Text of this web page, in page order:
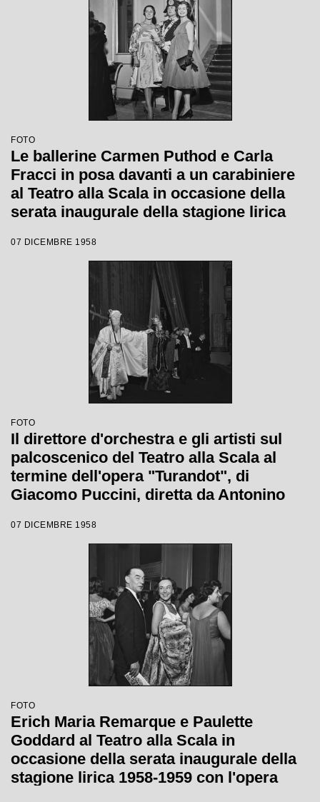
FOTO
Le ballerine Carmen Puthod e Carla
Fracci in posa davanti a un carabiniere
al Teatro alla Scala in occasione della
serata inaugurale della stagione lirica
Giacomo Puccini, diretta da Antonino
Votto con la regia di Margherita
07 DICEMBRE 1958
FOTO
Il direttore d'orchestra e gli artisti sul
palcoscenico del Teatro alla Scala al
termine dell'opera "Turandot", di
Giacomo Puccini, diretta da Antonino
Wallmann, che inaugura la stagione
lirica 1958-1959
07 DICEMBRE 1958
FOTO
Erich Maria Remarque e Paulette
Goddard al Teatro alla Scala in
occasione della serata inaugurale della
stagione lirica 1958-1959 con l'opera